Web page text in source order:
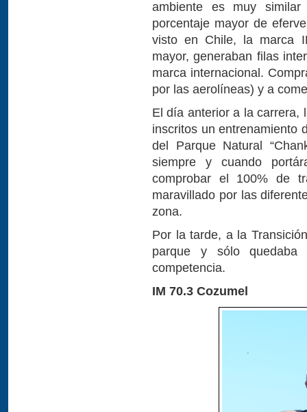
ambiente es muy
porcentaje mayor de
visto en Chile, la marca
mayor, generaban filas
marca internacional.
por las aerolíneas) y a
El día anterior a la carrera,
inscritos un entrenamiento
del Parque Natural
siempre y cuando
comprobar el 100% de
maravillado por las
zona.
Por la tarde, a la
parque y sólo
competencia.
IM 70.3 Cozumel